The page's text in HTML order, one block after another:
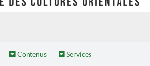
Contenus Services